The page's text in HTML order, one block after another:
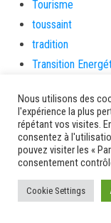
Tourisme
toussaint
tradition
Transition
Travail
Travaux
Travaux THD
travaux utiles
TSUNAMI
TZCLD
Nous utilisons des
l'expérience la plus
répétant vos visites.
consentez à
pouvez visiter les «
consentement
Cookie Settings